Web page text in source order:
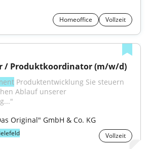
Homeoffice Vollzeit
/ Produktkoordinator (m/w/d)
Produktentwicklung Sie steuern
Ablauf unserer
Original" GmbH & Co. KG
Vollzeit